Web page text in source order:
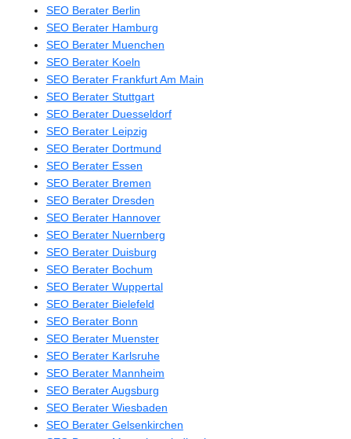
SEO Berater Berlin
SEO Berater Hamburg
SEO Berater Muenchen
SEO Berater Koeln
SEO Berater Frankfurt Am Main
SEO Berater Stuttgart
SEO Berater Duesseldorf
SEO Berater Leipzig
SEO Berater Dortmund
SEO Berater Essen
SEO Berater Bremen
SEO Berater Dresden
SEO Berater Hannover
SEO Berater Nuernberg
SEO Berater Duisburg
SEO Berater Bochum
SEO Berater Wuppertal
SEO Berater Bielefeld
SEO Berater Bonn
SEO Berater Muenster
SEO Berater Karlsruhe
SEO Berater Mannheim
SEO Berater Augsburg
SEO Berater Wiesbaden
SEO Berater Gelsenkirchen